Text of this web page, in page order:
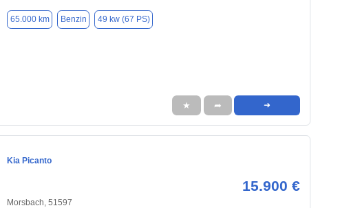
65.000 km Benzin 49 kw (67 PS)
★ ➦ ➜
Kia Picanto
15.900 €
Morsbach, 51597